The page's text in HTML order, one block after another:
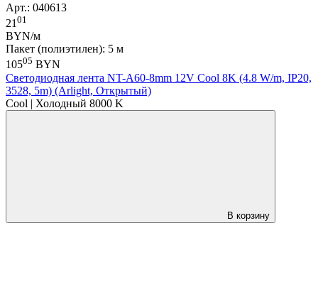
Арт.: 040613
21 01
BYN/м
Пакет (полиэтилен): 5 м
10505 BYN
Светодиодная лента NT-A60-8mm 12V Cool 8K (4.8 W/m, IP20,
3528, 5m) (Arlight, Открытый)
Cool | Холодный 8000 K
В корзину